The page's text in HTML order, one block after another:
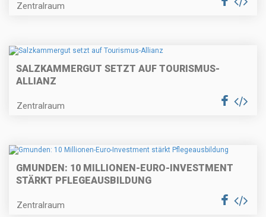
Zentralraum
SALZKAMMERGUT SETZT AUF TOURISMUS-
ALLIANZ
Zentralraum
GMUNDEN: 10 MILLIONEN-EURO-INVESTMENT
STÄRKT PFLEGEAUSBILDUNG
Zentralraum